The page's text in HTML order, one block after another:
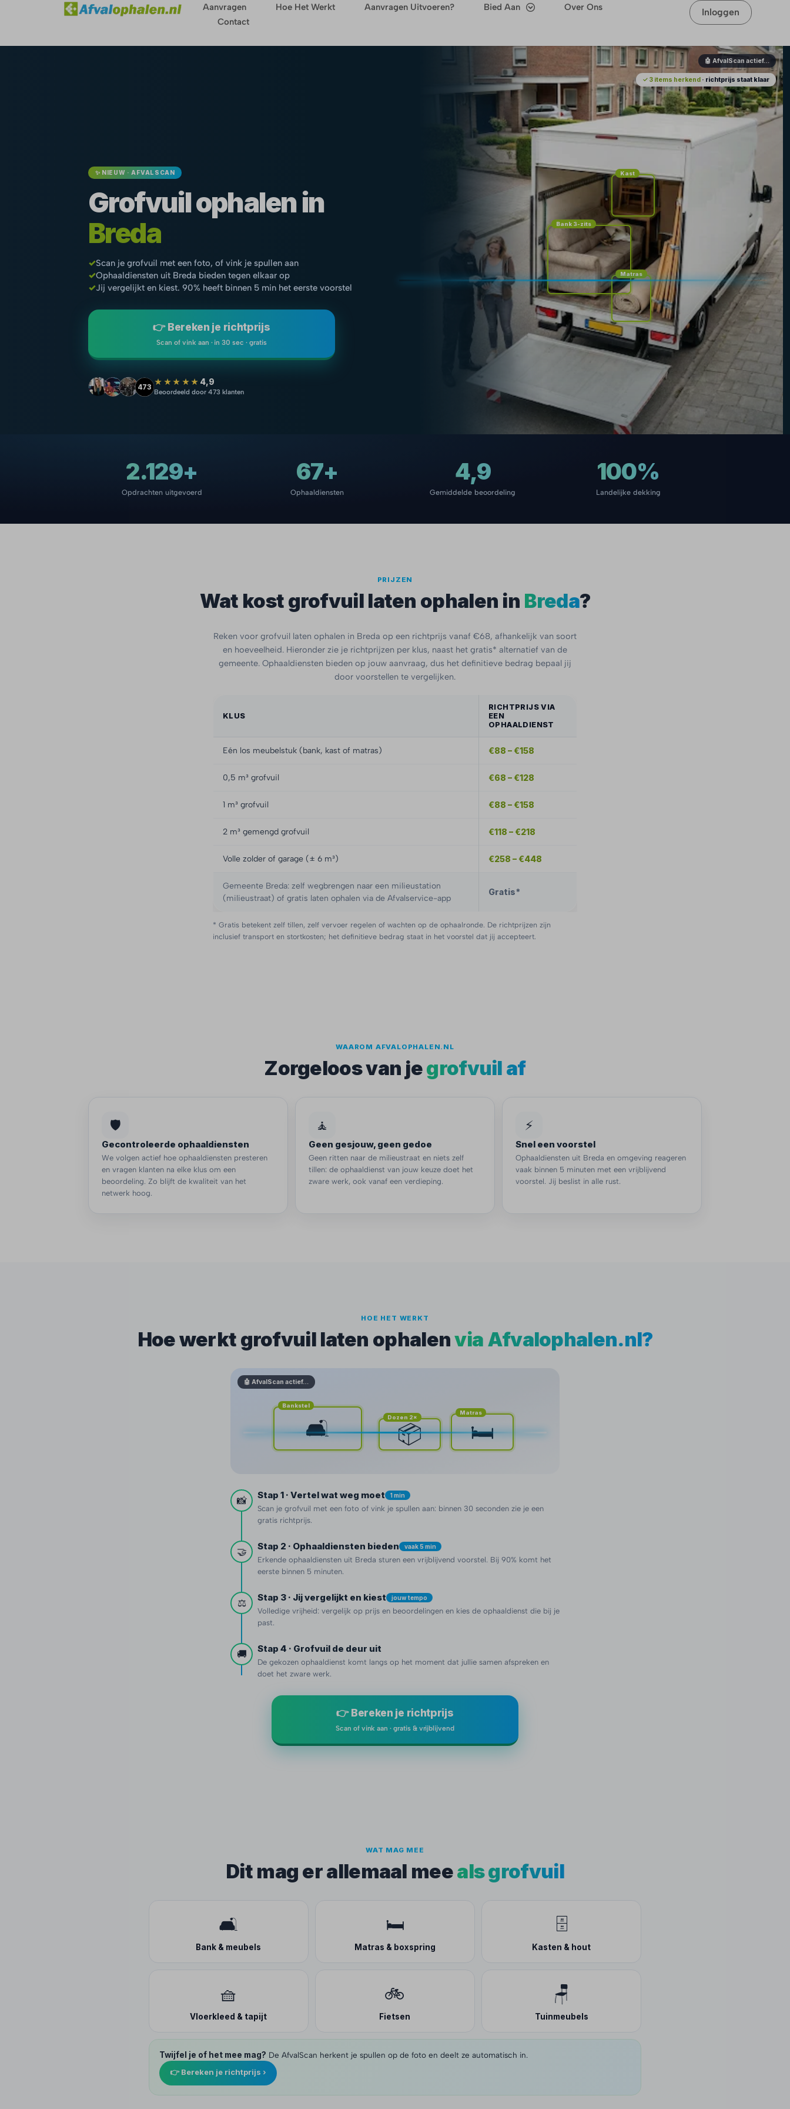
Aanvragen Hoe Het Werkt Aanvragen Uitvoeren? Bied Aan
Over Ons
Contact
Inloggen
🤖 AfvalScan actief…
Bank 3-zits
Matras
Kast
✓ 3 items herkend · richtprijs staat klaar
✨ NIEUW · AFVALSCAN
Grofvuil ophalen in
Breda
✓Scan je grofvuil met een foto, of vink je spullen aan
✓Ophaaldiensten uit Breda bieden tegen elkaar op
✓Jij vergelijkt en kiest. 90% heeft binnen 5 min het eerste voorstel
👉 Bereken je richtprijs
Scan of vink aan · in 30 sec · gratis
473 ★★★★★ 4,9
Beoordeeld door 473 klanten
2.129+
Opdrachten uitgevoerd
67+
Ophaaldiensten
4,9
Gemiddelde beoordeling
100%
Landelijke dekking
PRIJZEN
Wat kost grofvuil laten ophalen in Breda?
Reken voor grofvuil laten ophalen in Breda op een richtprijs vanaf €68, afhankelijk van soort
en hoeveelheid. Hieronder zie je richtprijzen per klus, naast het gratis* alternatief van de
gemeente. Ophaaldiensten bieden op jouw aanvraag, dus het definitieve bedrag bepaal jij
door voorstellen te vergelijken.
KLUS
RICHTPRIJS VIA
EEN
OPHAALDIENST
Eén los meubelstuk (bank, kast of matras) €88 – €158
0,5 m³ grofvuil €68 – €128
1 m³ grofvuil €88 – €158
2 m³ gemengd grofvuil €118 – €218
Volle zolder of garage (± 6 m³) €258 – €448
Gemeente Breda: zelf wegbrengen naar een milieustation
(milieustraat) of gratis laten ophalen via de Afvalservice-app
Gratis*
* Gratis betekent zelf tillen, zelf vervoer regelen of wachten op de ophaalronde. De richtprijzen zijn
inclusief transport en stortkosten; het definitieve bedrag staat in het voorstel dat jij accepteert.
WAAROM AFVALOPHALEN.NL
Zorgeloos van jegrofvuil af
🛡️
Gecontroleerde ophaaldiensten
We volgen actief hoe ophaaldiensten presteren
en vragen klanten na elke klus om een
beoordeling. Zo blijft de kwaliteit van het
netwerk hoog.
🧘
Geen gesjouw, geen gedoe
Geen ritten naar de milieustraat en niets zelf
tillen: de ophaaldienst van jouw keuze doet het
zware werk, ook vanaf een verdieping.
⚡
Snel een voorstel
Ophaaldiensten uit Breda en omgeving reageren
vaak binnen 5 minuten met een vrijblijvend
voorstel. Jij beslist in alle rust.
HOE HET WERKT
Hoe werkt grofvuil laten ophalenvia Afvalophalen.nl?
🤖 AfvalScan actief…
Bankstel
🛋️ Dozen 2×
📦
Matras
🛏️
📸 Stap 1 · Vertel wat weg moet 1 min
Scan je grofvuil met een foto of vink je spullen aan: binnen 30 seconden zie je een
gratis richtprijs.
🤝 Stap 2 · Ophaaldiensten bieden vaak 5 min
Erkende ophaaldiensten uit Breda sturen een vrijblijvend voorstel. Bij 90% komt het
eerste binnen 5 minuten.
⚖️ Stap 3 · Jij vergelijkt en kiest jouw tempo
Volledige vrijheid: vergelijk op prijs en beoordelingen en kies de ophaaldienst die bij je
past.
🚚 Stap 4 · Grofvuil de deur uit
De gekozen ophaaldienst komt langs op het moment dat jullie samen afspreken en
doet het zware werk.
👉 Bereken je richtprijs
Scan of vink aan · gratis & vrijblijvend
WAT MAG MEE
Dit mag er allemaal meeals grofvuil
🛋️
Bank & meubels
🛏️
Matras & boxspring
🗄️
Kasten & hout
🧺
Vloerkleed & tapijt
🚲
Fietsen
🪑
Tuinmeubels
Twijfel je of het mee mag? De AfvalScan herkent je spullen op de foto en deelt ze automatisch in.
👉 Bereken je richtprijs ›